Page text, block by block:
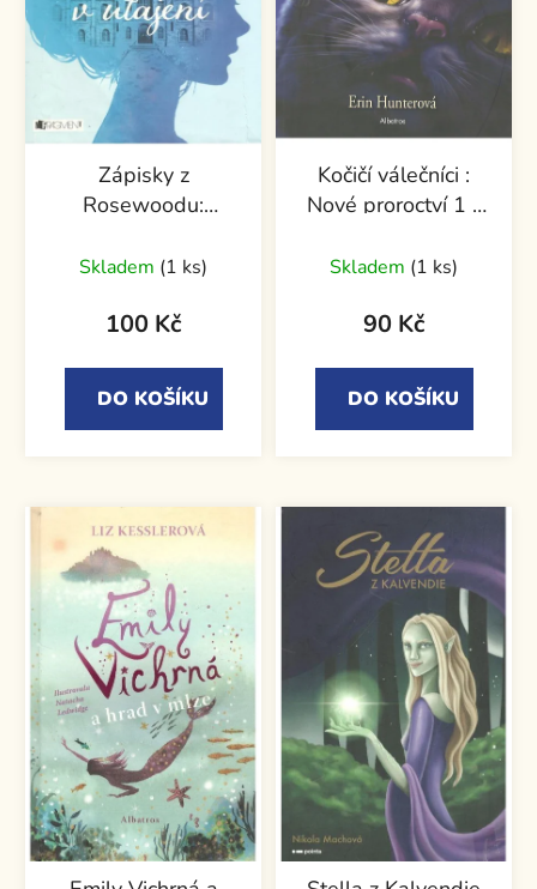
Zápisky z
Rosewoodu:
Skladem (1 ks)
100 Kč
DO KOŠÍKU
Kočičí válečníci :
Nové proroctví 1 -
Skladem (1 ks)
90 Kč
DO KOŠÍKU